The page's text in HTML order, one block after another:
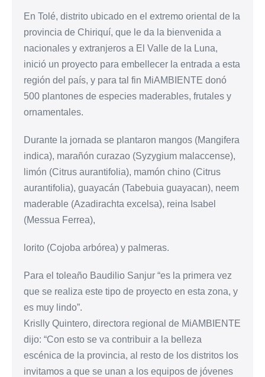
En Tolé, distrito ubicado en el extremo oriental de la
provincia de Chiriquí, que le da la bienvenida a
nacionales y extranjeros a El Valle de la Luna,
inició un proyecto para embellecer la entrada a esta
región del país, y para tal fin MiAMBIENTE donó
500 plantones de especies maderables, frutales y
ornamentales.
Durante la jornada se plantaron mangos (Mangifera
indica), marañón curazao (Syzygium malaccense),
limón (Citrus aurantifolia), mamón chino (Citrus
aurantifolia), guayacán (Tabebuia guayacan), neem
maderable (Azadirachta excelsa), reina Isabel
(Messua Ferrea),
lorito (Cojoba arbórea) y palmeras.
Para el toleaño Baudilio Sanjur “es la primera vez
que se realiza este tipo de proyecto en esta zona, y
es muy lindo”.
Krislly Quintero, directora regional de MiAMBIENTE
dijo: “Con esto se va contribuir a la belleza
escénica de la provincia, al resto de los distritos los
invitamos a que se unan a los equipos de jóvenes